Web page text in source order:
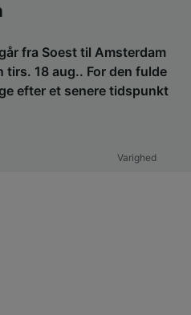
fra Soest til Amsterdam
18 aug.. For den fulde
efter et senere tidspunkt
Varighed